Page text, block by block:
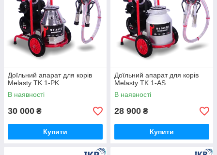
Доїльний апарат для корів
Melasty TK 1-PK
В наявності
30 000 ₴
Купити
Доїльний апарат для корів
Melasty TK 1-AS
В наявності
28 900 ₴
Купити